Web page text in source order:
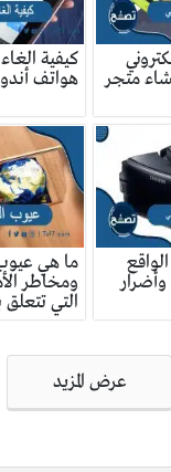
متجر
كيفية
هواتف
وأضرار
ما هي عيوب
ومخاطر
التي تتعلق
عرض المزيد